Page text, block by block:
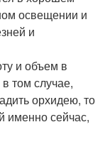
освещении и
и
и объем в
том случае,
орхидею, то
именно сейчас,